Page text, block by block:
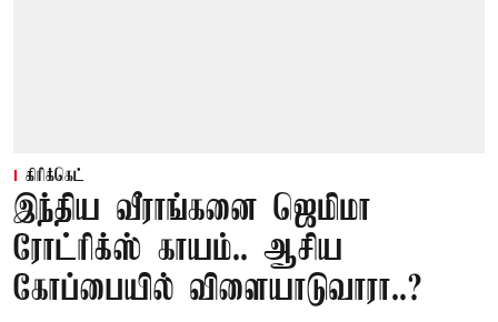
கிரிக்கெட்
இந்திய வீராங்கனை ஜெமிமா
ரோட்ரிக்ஸ் காயம்.. ஆசிய
கோப்பையில் விளையாடுவாரா..?